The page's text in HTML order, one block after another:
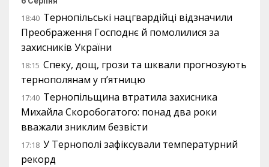
18:40 Тернопільські нацгвардійці відзначили
Преображення Господнє й помолилися за
захисників України
18:15 Спеку, дощ, грози та шквали прогнозують
тернополянам у п’ятницю
17:40 Тернопільщина втратила захисника
Михайла Скоробогатого: понад два роки
вважали зниклим безвісти
17:18 У Тернополі зафіксували температурний
рекорд